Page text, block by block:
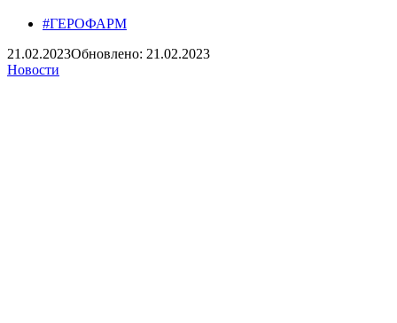
#ГЕРОФАРМ
21.02.2023Обновлено: 21.02.2023
Новости